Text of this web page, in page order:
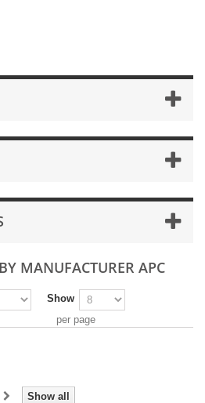
MANUFACTURER APC
Show
per page
Show all